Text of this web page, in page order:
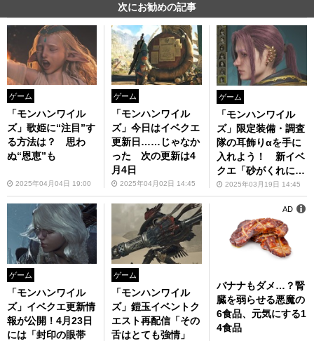
次にお勧めの記事
ゲーム
「モンハンワイル
ズ」歌姫に“注目”す
る方法は？ 思わ
ぬ“恩恵”も
2025年04月04日 19:00
ゲーム
「モンハンワイル
ズ」今日はイベクエ
更新日……じゃなか
った 次の更新は4
月4日
2025年04月02日 14:45
ゲーム
「モンハンワイル
ズ」限定装備・調査
隊の耳飾りαを手に
入れよう！ 新イベ
クエ「砂がくれにし
夜半の火影」レポ
2025年03月19日 14:45
ゲーム
「モンハンワイル
ズ」イベクエ更新情
報が公開！4月23日
には「封印の眼帯
ゲーム
「モンハンワイル
ズ」鎧玉イベントク
エスト再配信「その
舌はとても強情」
バナナもダメ…？腎
臓を弱らせる悪魔の
6食品、元気にする1
4食品
AD